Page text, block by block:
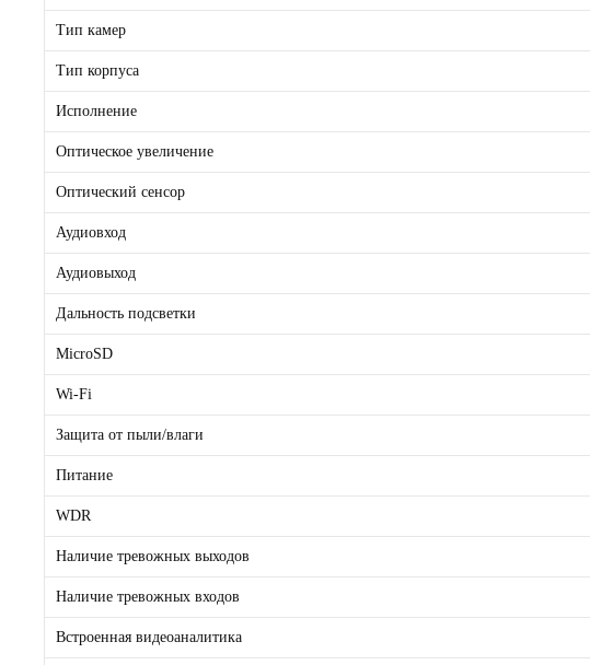
Тип камер
Тип корпуса
Исполнение
Оптическое увеличение
Оптический сенсор
Аудиовход
Аудиовыход
Дальность подсветки
MicroSD
Wi-Fi
Защита от пыли/влаги
Питание
WDR
Наличие тревожных выходов
Наличие тревожных входов
Встроенная видеоаналитика